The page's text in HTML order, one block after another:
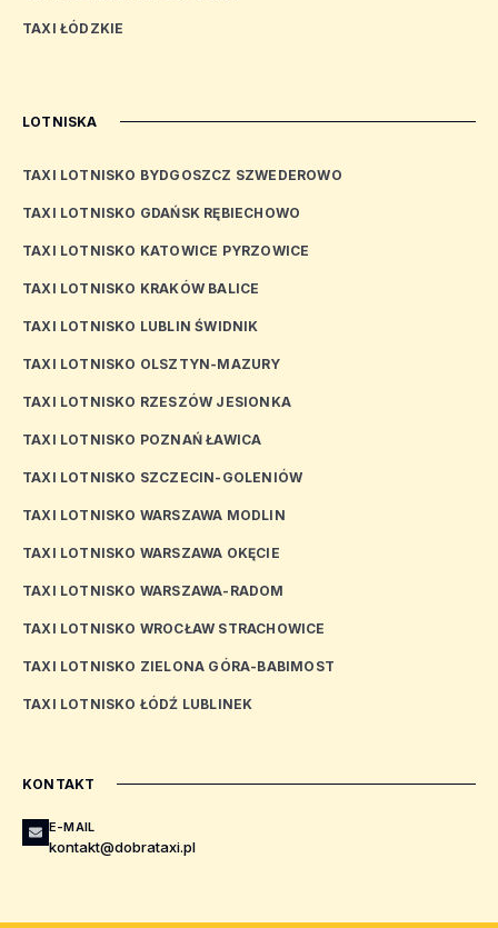
TAXI ŁÓDZKIE
LOTNISKA
TAXI LOTNISKO BYDGOSZCZ SZWEDEROWO
TAXI LOTNISKO GDAŃSK RĘBIECHOWO
TAXI LOTNISKO KATOWICE PYRZOWICE
TAXI LOTNISKO KRAKÓW BALICE
TAXI LOTNISKO LUBLIN ŚWIDNIK
TAXI LOTNISKO OLSZTYN-MAZURY
TAXI LOTNISKO RZESZÓW JESIONKA
TAXI LOTNISKO POZNAŃ ŁAWICA
TAXI LOTNISKO SZCZECIN-GOLENIÓW
TAXI LOTNISKO WARSZAWA MODLIN
TAXI LOTNISKO WARSZAWA OKĘCIE
TAXI LOTNISKO WARSZAWA-RADOM
TAXI LOTNISKO WROCŁAW STRACHOWICE
TAXI LOTNISKO ZIELONA GÓRA-BABIMOST
TAXI LOTNISKO ŁÓDŹ LUBLINEK
KONTAKT
E-MAIL
kontakt@dobrataxi.pl